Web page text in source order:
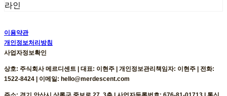
라인
이용약관
개인정보처리방침
사업자정보확인
상호: 주식회사 메르디센트 | 대표: 이현주 | 개인정보관리책임자: 이현주 | 전화:
1522-8424 | 이메일: hello@merdescent.com